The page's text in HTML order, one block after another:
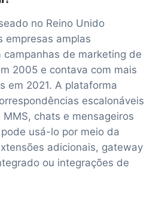
no Reino Unido
empresas amplas
de marketing de
2005 e contava com mais
em 2021. A plataforma
escalonáveis
MMS, chats e mensageiros
usá-lo por meio da
adicionais, gateway
ou integrações de